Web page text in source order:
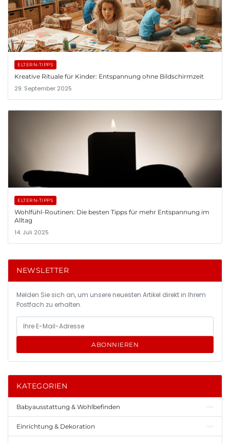
ELTERN-TIPPS
Kreative Rituale für Kinder: Entspannung ohne Bildschirmzeit
29. September 2025
ELTERN-TIPPS
Wohlfühl-Routinen: Die besten Tipps für mehr Entspannung im
Alltag
14. Juli 2025
NEWSLETTER
Melden Sie sich an, um unsere neuesten Artikel direkt in Ihrem
Postfach zu erhalten.
ABONNIEREN
KATEGORIEN
Babyausstattung & Wohlbefinden
Einrichtung & Dekoration